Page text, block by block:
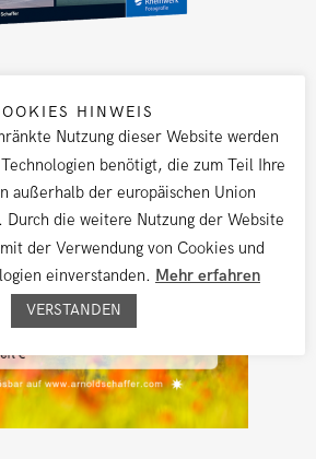
HINWEIS
Nutzung dieser Website werden
benötigt, die zum Teil Ihre
außerhalb der europäischen Union
die weitere Nutzung der Website
der Verwendung von Cookies und
einverstanden. Mehr erfahren
VERSTANDEN